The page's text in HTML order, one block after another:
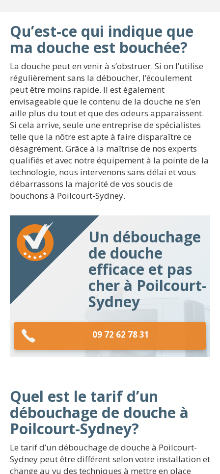
Qu’est-ce qui indique que
ma douche est bouchée?
La douche peut en venir à s’obstruer. Si on l’utilise
régulièrement sans la déboucher, l’écoulement
peut être moins rapide. Il est également
envisageable que le contenu de la douche ne s’en
aille plus du tout et que des odeurs apparaissent.
Si cela arrive, seule une entreprise de spécialistes
telle que la nôtre est apte à faire disparaître ce
désagrément. Grâce à la maîtrise de nos experts
qualifiés et avec notre équipement à la pointe de la
technologie, nous intervenons sans délai et vous
débarrassons la majorité de vos soucis de
bouchons à Poilcourt-Sydney.
Un débouchage
de douche
efficace et pas
cher à Poilcourt-
Sydney
09 72 62 78 31
Quel est le tarif d’un
débouchage de douche à
Poilcourt-Sydney?
Le tarif d’un débouchage de douche à Poilcourt-
Sydney peut être différent selon votre installation et
change au vu des techniques à mettre en place